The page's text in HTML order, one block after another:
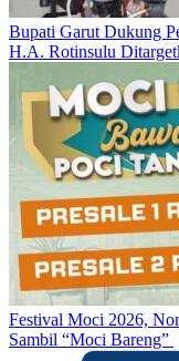
Bupati Garut Dukung
H.A. Rotinsulu
Festival Moci 2026,
Sambil “Moci Bareng”